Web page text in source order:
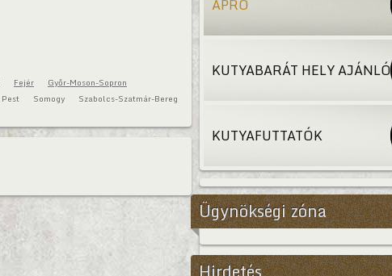
Fejér
Győr-Moson-Sopron
Pest Somogy
Szabolcs-Szatmár-Bereg
APRÓ
KUTYABARÁT HELY AJÁNLÓ
KUTYAFUTTATÓK
Ügynökségi zóna